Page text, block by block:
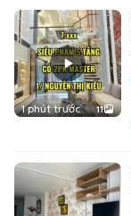
1 phút trước 11